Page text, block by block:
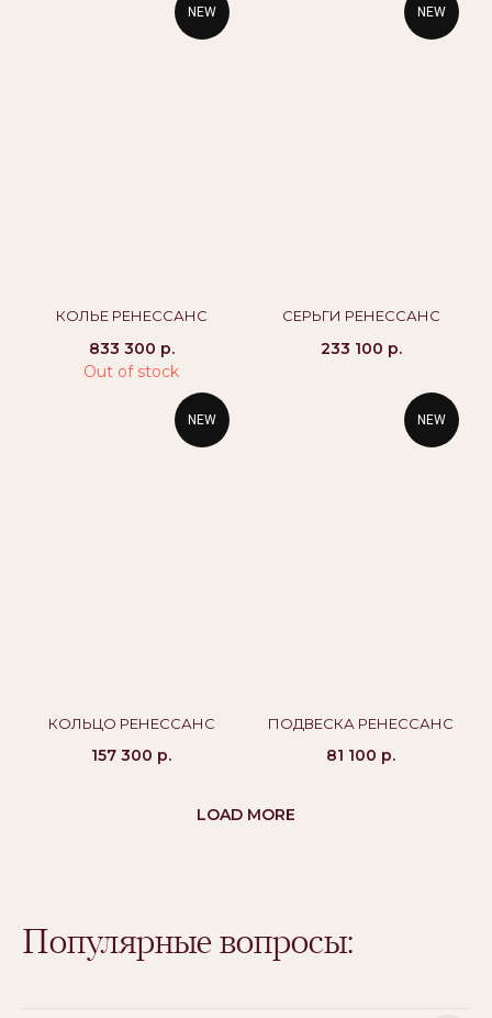
NEW
КОЛЬЕ РЕНЕССАНС
833 300 р.
Out of stock
NEW
СЕРЬГИ РЕНЕССАНС
233 100 р.
NEW
КОЛЬЦО РЕНЕССАНС
157 300 р.
NEW
ПОДВЕСКА РЕНЕССАНС
81 100 р.
LOAD MORE
Популярные вопросы:
©Alikor, Все права защищены, 1999-2026 ООО
«Костромская ювелирная фабрика «АЛЬКОР». ИНН